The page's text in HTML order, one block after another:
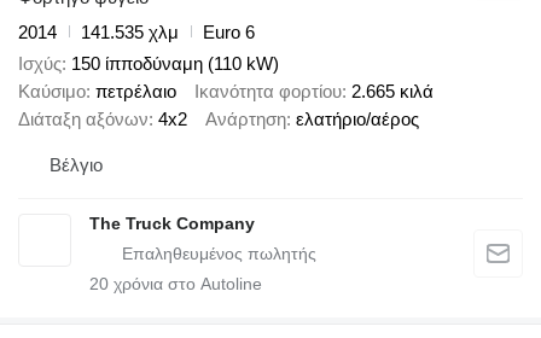
2014
141.535 χλμ
Euro 6
Ισχύς 150 ίπποδύναμη (110 kW)
Καύσιμο πετρέλαιο Ικανότητα φορτίου 2.665 κιλά
Διάταξη αξόνων 4x2 Ανάρτηση ελατήριο/αέρος
Βέλγιο
The Truck Company
20 χρόνια στο Autoline